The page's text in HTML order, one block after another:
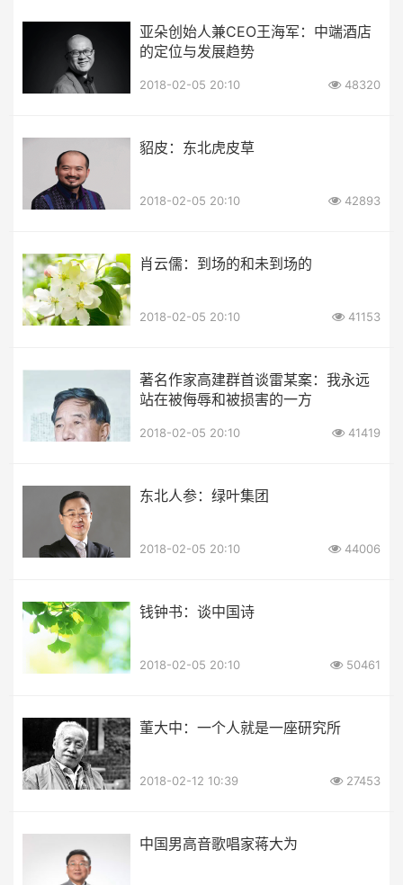
亚朵创始人兼CEO王海军：中端酒店
的定位与发展趋势
2018-02-05 20:10 48320
貂皮：东北虎皮草
2018-02-05 20:10 42893
肖云儒：到场的和未到场的
2018-02-05 20:10 41153
著名作家高建群首谈雷某案：我永远
站在被侮辱和被损害的一方
2018-02-05 20:10 41419
东北人参：绿叶集团
2018-02-05 20:10 44006
钱钟书：谈中国诗
2018-02-05 20:10 50461
董大中：一个人就是一座研究所
2018-02-12 10:39 27453
中国男高音歌唱家蒋大为